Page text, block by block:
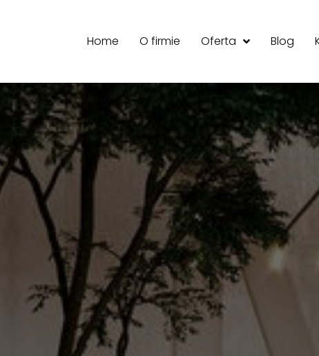
Home O firmie Oferta Blog